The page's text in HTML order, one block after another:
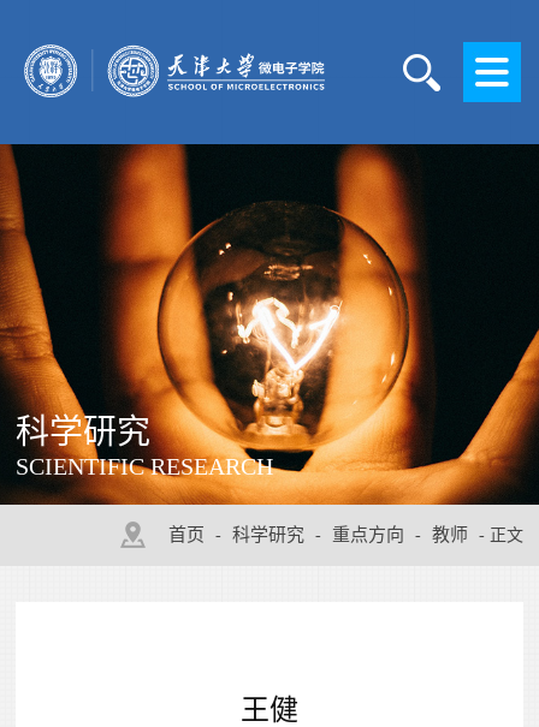
科学研究
SCIENTIFIC RESEARCH
首页 - 科学研究 - 重点方向 - 教师 - 正文
王健